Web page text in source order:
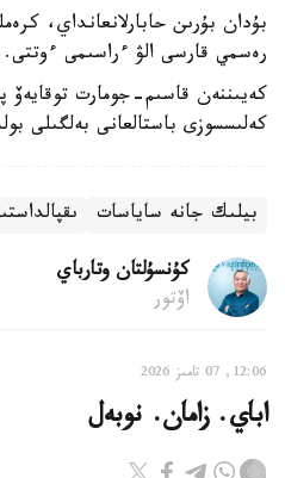
بۇدان بۇرىن حابارلانعانداي،
رەسمي قارسى الۋ ءراسىمى ءوتتى.
كەيىننەن قاسىم-جومارت توقايەۆ
كەلىسسوزى باستالعانى بەلگىلى
بيلىك جانە ساياسات
كۇنسۇلتان وتارباي
اۆتور
12:06, 07 تامىز 2026
اباي. زامان. نوبەل